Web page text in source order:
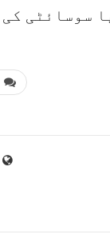
سوسائٹی کی